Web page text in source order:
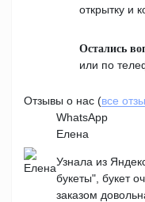
открытку и
Остались
или по
Отзывы о нас (все
WhatsApp
Елена
Узнала из
букеты", букет
заказом